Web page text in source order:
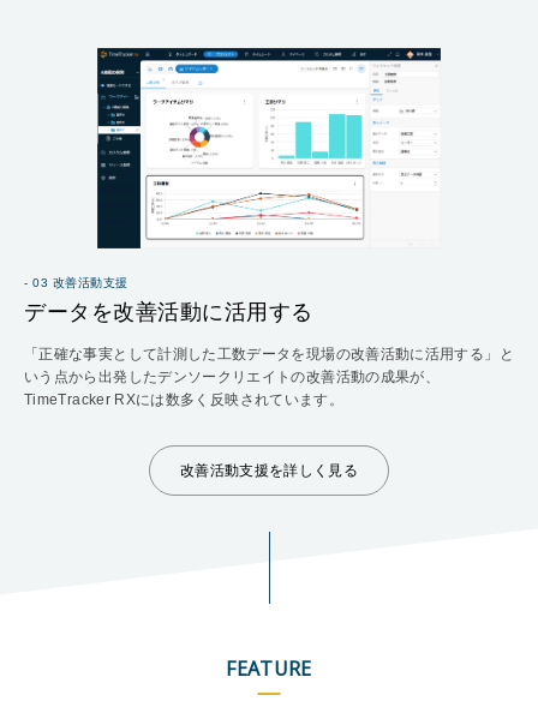
- 03 改善活動支援
データを改善活動に活用する
「正確な事実として計測した工数データを現場の改善活動に活用する」と
いう点から出発したデンソークリエイトの改善活動の成果が、
TimeTracker RXには数多く反映されています。
改善活動支援を詳しく見る
FEATURE